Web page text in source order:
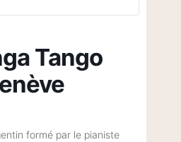
Tango
formé par le pianiste